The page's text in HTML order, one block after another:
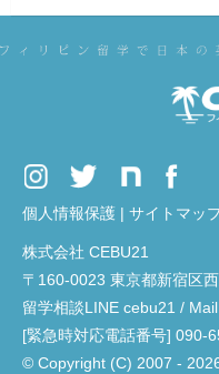
個人情報保護 | サイトマッ
株式会社 CEBU21
〒160-0023 東京都新宿区
留学相談LINE cebu21 /
[緊急時対応電話番号] 090-
© Copyright (C) 2007 -